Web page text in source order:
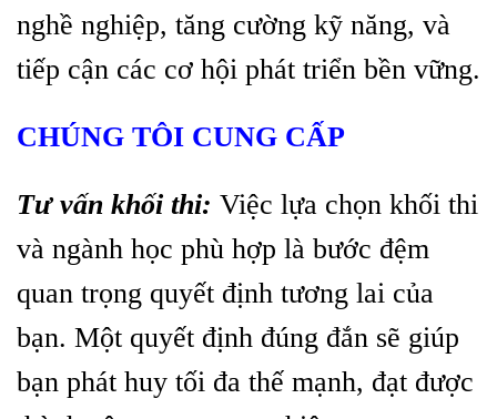
nghề nghiệp, tăng cường kỹ năng, và
tiếp cận các cơ hội phát triển bền vững.
CHÚNG TÔI CUNG CẤP
Tư vấn khối thi: Việc lựa chọn khối thi
và ngành học phù hợp là bước đệm
quan trọng quyết định tương lai của
bạn. Một quyết định đúng đắn sẽ giúp
bạn phát huy tối đa thế mạnh, đạt được